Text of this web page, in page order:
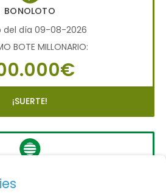
BONOLOTO
del día 09-08-2026
BOTE MILLONARIO:
¡SUERTE!
del día 10-08-2026